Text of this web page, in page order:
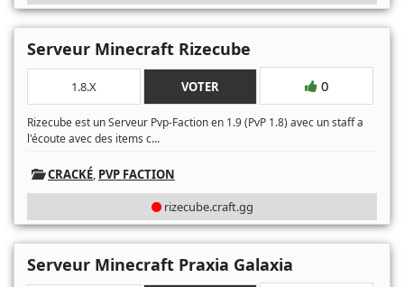
Serveur Minecraft Rizecube
1.8.X VOTER 0
Rizecube est un Serveur Pvp-Faction en 1.9 (PvP 1.8) avec un staff a
l'écoute avec des items c...
CRACKÉ, PVP FACTION
rizecube.craft.gg
Serveur Minecraft Praxia Galaxia